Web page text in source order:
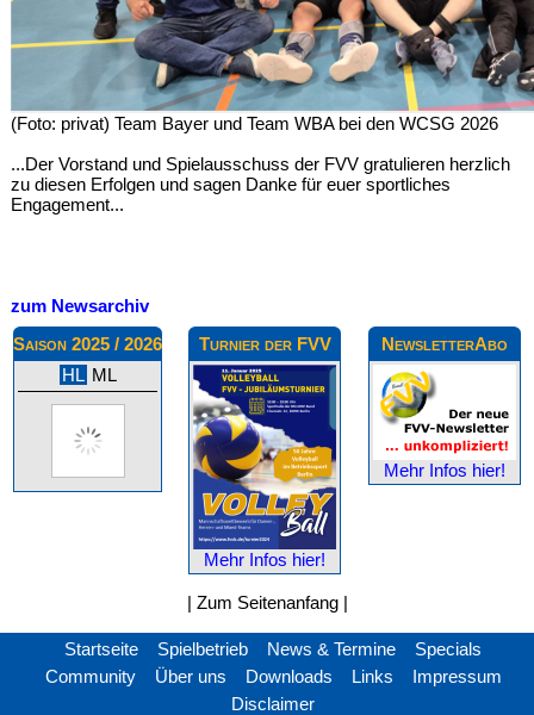
(Foto: privat) Team Bayer und Team WBA bei den WCSG 2026
...Der Vorstand und Spielausschuss der FVV gratulieren herzlich
zu diesen Erfolgen und sagen Danke für euer sportliches
Engagement...
zum Newsarchiv
Saison 2025 / 2026
HL ML
Turnier der FVV
Mehr Infos hier!
NewsletterAbo
Mehr Infos hier!
| Zum Seitenanfang |
Startseite Spielbetrieb News & Termine
Specials
Community
Über uns Downloads Links
Impressum
Disclaimer